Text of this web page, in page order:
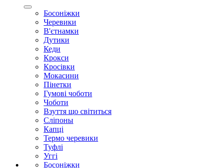
Босоніжки
Черевики
В'єтнамки
Дутики
Кеди
Крокси
Кросівки
Мокасини
Пінетки
Гумові чоботи
Чоботи
Взуття що світиться
Сліпоны
Капці
Термо черевики
Туфлі
Уггі
Босоніжки